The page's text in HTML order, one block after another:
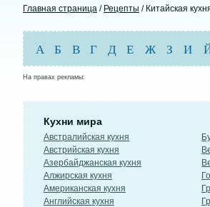
Главная страница / Рецепты / Китайская
А Б В Г Д Е Ж З И
На правах рекламы:
Кухни мира
Австралийская кухня
Австрийская кухня
Азербайджанская кухня
Алжирская кухня
Американская кухня
Английская кухня